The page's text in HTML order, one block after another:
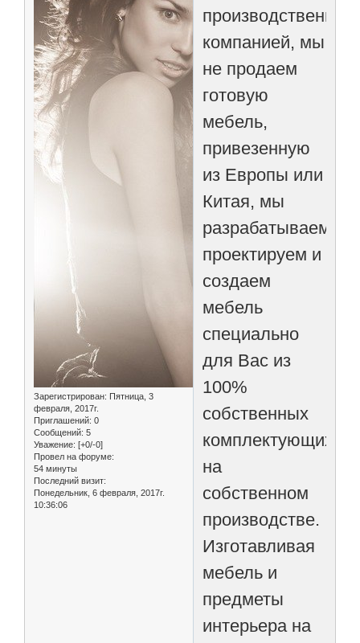
Зарегистрирован: Пятница, 3
февраля, 2017г.
Приглашений: 0
Сообщений: 5
Уважение: [+0/-0]
Провел на форуме:
54 минуты
Последний визит:
Понедельник, 6 февраля, 2017г.
10:36:06
производственной
компанией, мы
не продаем
готовую
мебель,
привезенную
из Европы или
Китая, мы
разрабатываем,
проектируем и
создаем
мебель
специально
для Вас из
100%
собственных
комплектующих,
на
собственном
производстве.
Изготавливая
мебель и
предметы
интерьера на